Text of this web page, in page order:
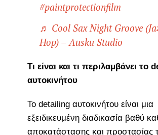
#paintprotectionfilm
♬ Cool Sax Night Groove
Hop) – Ausku Studio
Τι είναι και τι περιλαμβάνει το
αυτοκινήτου
Το detailing αυτοκινήτου είναι μια
εξειδικευμένη διαδικασία βαθύ
αποκατάστασης και προστασίας